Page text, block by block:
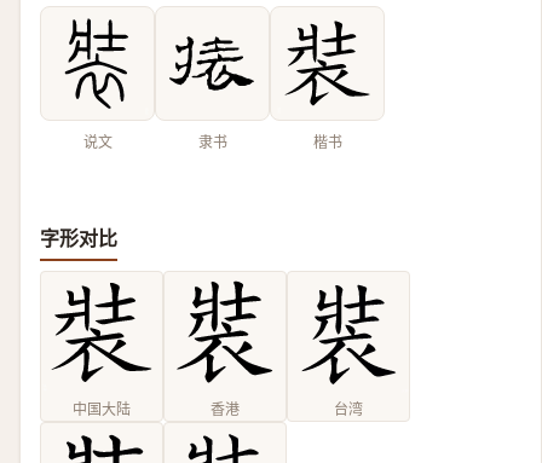
说文 隶书 楷书
字形对比
中国大陆 香港 台湾